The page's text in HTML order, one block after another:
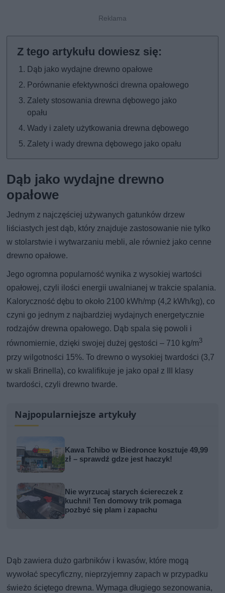
Dąb jako wydajne drewno opałowe
Porównanie efektywności drewna opałowego
Zalety stosowania drewna dębowego jako
opału
Wady i zalety użytkowania drewna dębowego
Zalety i wady drewna dębowego jako opału
Dąb jako wydajne drewno
opałowe
Jednym z najczęściej używanych gatunków drzew
liściastych jest dąb, który znajduje zastosowanie nie tylko
w stolarstwie i wytwarzaniu mebli, ale również jako cenne
drewno opałowe.
Jego ogromna popularność wynika z wysokiej wartości
opałowej, czyli ilości energii uwalnianej w trakcie spalania.
Kaloryczność dębu to około 2100 kWh/mp (4,2 kWh/kg), co
czyni go jednym z najbardziej wydajnych energetycznie
rodzajów drewna opałowego. Dąb spala się powoli i
równomiernie, dzięki swojej dużej gęstości – 710 kg/m3
przy wilgotności 15%. To drewno o wysokiej twardości (3,7
w skali Brinella), co kwalifikuje je jako opał z III klasy
twardości, czyli drewno twarde.
Najpopularniejsze artykuły
Kawa Tchibo w Biedronce kosztuje 49,99
zł – sprawdź gdze jest haczyk!
Nie wyrzucaj starych ściereczek z
kuchni! Ten domowy trik pomaga
pozbyć się plam i zapachu
Dąb zawiera dużo garbników i kwasów, które mogą
wywołać specyficzny, nieprzyjemny zapach w przypadku
świeżo ściętego drewna. Wymaga długiego sezonowania,